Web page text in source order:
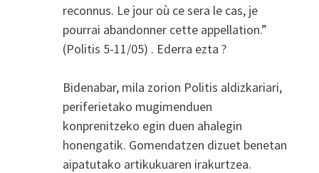
reconnus. Le jour où ce sera le cas, je
pourrai abandonner cette appellation.”
(Politis 5-11/05) . Ederra ezta ?
Bidenabar, mila zorion Politis aldizkariari,
periferietako mugimenduen
konprenitzeko egin duen ahalegin
honengatik. Gomendatzen dizuet benetan
aipatutako artikukuaren irakurtzea.